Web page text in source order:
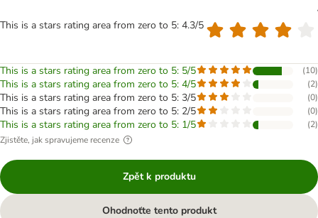
This is a stars rating area from zero to 5: 4.3/5
This is a stars rating area from zero to 5: 5/5 (10)
This is a stars rating area from zero to 5: 4/5 (2)
This is a stars rating area from zero to 5: 3/5 (0)
This is a stars rating area from zero to 5: 2/5 (0)
This is a stars rating area from zero to 5: 1/5 (2)
Zjistěte, jak spravujeme recenze
Zpět k produktu
Ohodnoťte tento produkt